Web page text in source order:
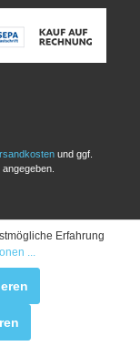
und ggf.
Erfahrung
...